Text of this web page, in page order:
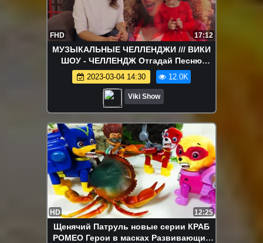
FHD 17:12
МУЗЫКАЛЬНЫЕ ЧЕЛЛЕНДЖИ /// ВИКИ
ШОУ - ЧЕЛЛЕНДЖ Отгадай Песню
НАОБОРОТ c Новыми ХИТАМИ вместе с
Элджей Бандерос Ханна / Вики Шоу
2023-03-04 14:30 12.0K
Viki Show
HD 12:25
Щенячий Патруль новые серии КРАБ
РОМЕО Герои в масках Развивающие